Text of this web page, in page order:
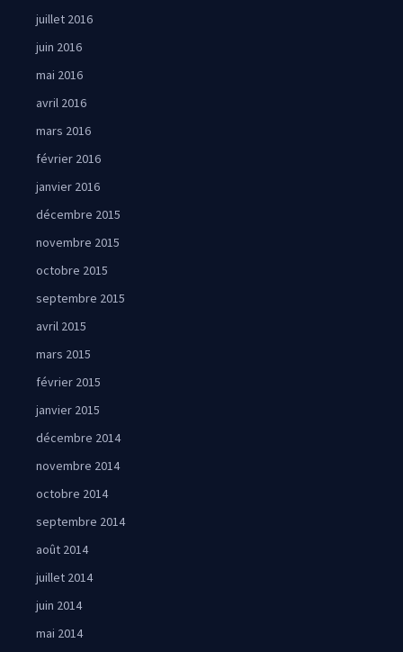
juillet 2016
juin 2016
mai 2016
avril 2016
mars 2016
février 2016
janvier 2016
décembre 2015
novembre 2015
octobre 2015
septembre 2015
avril 2015
mars 2015
février 2015
janvier 2015
décembre 2014
novembre 2014
octobre 2014
septembre 2014
août 2014
juillet 2014
juin 2014
mai 2014